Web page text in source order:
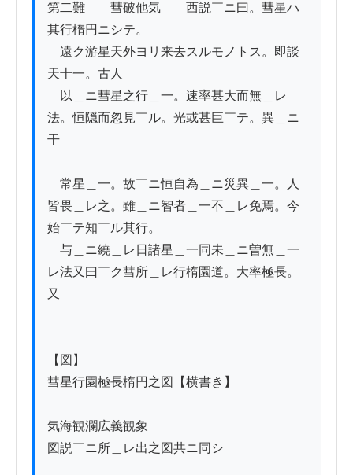
第二難　　彗破他気　　西説￣ニ曰。彗星ハ
其行楕円ニシテ。
遠ク游星天外ヨリ来去スルモノトス。即談
天十一。古人
以＿ニ彗星之行＿一。速率甚大而無＿レ
法。恒隠而忽見￣ル。光或甚巨￣テ。異＿ニ
干
常星＿一。故￣ニ恒自為＿ニ災異＿一。人
皆畏＿レ之。雖＿ニ智者＿一不＿レ免焉。今
始￣テ知￣ル其行。
与＿ニ繞＿レ日諸星＿一同未＿ニ曽無＿一
レ法又曰￣ク彗所＿レ行楕園道。大率極長。
又
【図】
彗星行園極長楕円之図【横書き】
気海観瀾広義観象
図説￣ニ所＿レ出之図共ニ同シ